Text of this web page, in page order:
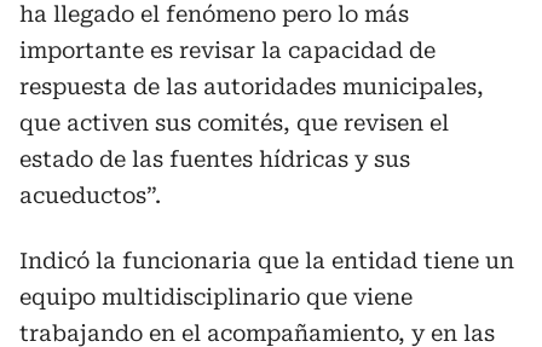
ha llegado el fenómeno pero lo más
importante es revisar la capacidad de
respuesta de las autoridades municipales,
que activen sus comités, que revisen el
estado de las fuentes hídricas y sus
acueductos”.
Indicó la funcionaria que la entidad tiene un
equipo multidisciplinario que viene
trabajando en el acompañamiento, y en las